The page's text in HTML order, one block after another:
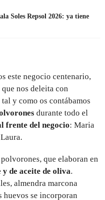
Soles Repsol 2026: ya tiene
este negocio centenario,
nos deleita con
tal y como os contábamos
durante todo el
frente del negocio: Maria
que elaboran en
de aceite de oliva.
almendra marcona
huevos se incorporan